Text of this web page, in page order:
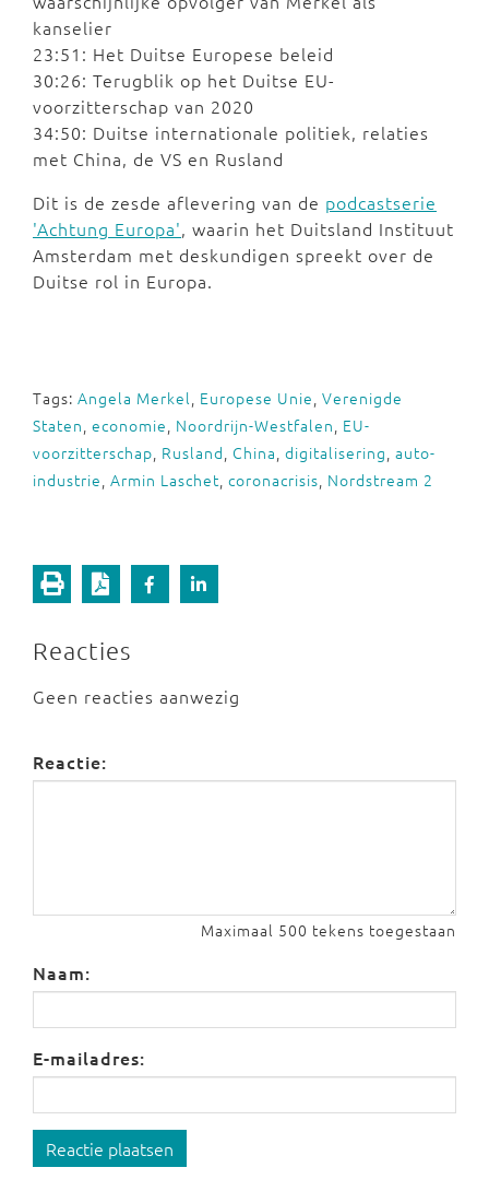
kanselier
23:51: Het Duitse Europese beleid
30:26: Terugblik op het Duitse EU-
voorzitterschap van 2020
34:50: Duitse internationale politiek, relaties
met China, de VS en Rusland
Dit is de zesde aflevering van de podcastserie
'Achtung Europa', waarin het Duitsland Instituut
Amsterdam met deskundigen spreekt over de
Duitse rol in Europa.
Tags: Angela Merkel, Europese Unie, Verenigde
Staten, economie, Noordrijn-Westfalen, EU-
voorzitterschap, Rusland, China, digitalisering, auto-
industrie, Armin Laschet, coronacrisis, Nordstream 2
Reacties
Geen reacties aanwezig
Reactie:
Maximaal 500 tekens toegestaan
Naam:
E-mailadres:
Reactie plaatsen